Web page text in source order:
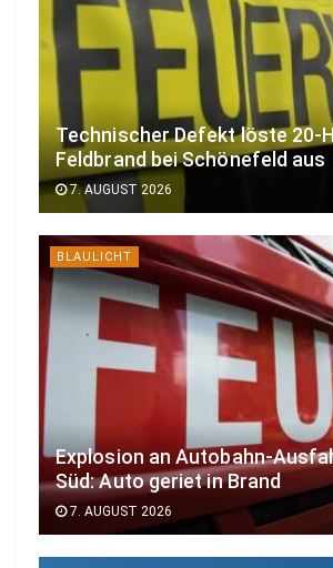
Technischer Defekt löste 20-
Feldbrand bei Schönefeld aus
7. AUGUST 2026
BLAULICHT
Explosion an Autobahn-
Süd: Auto geriet in Brand
7. AUGUST 2026